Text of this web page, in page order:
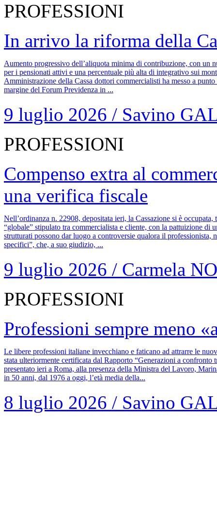
PROFESSIONI
In arrivo la riforma della
Aumento progressivo dell’aliquota minima di contribuzione, con un
per i pensionati attivi e una percentuale più alta di integrativo sui
Amministrazione della Cassa dottori commercialisti ha messo a
margine del Forum Previdenza in ...
9 luglio 2026 / Savino
PROFESSIONI
Compenso extra al
una verifica fiscale
Nell’ordinanza n. 22908, depositata ieri, la Cassazione si è
“globale” stipulato tra commercialista e cliente, con la pattuizione di
strutturati possono dar luogo a controversie qualora il professionista,
specifici”, che, a suo giudizio, ...
9 luglio 2026 / Carmela
PROFESSIONI
Professioni sempre meno
Le libere professioni italiane invecchiano e faticano ad attrarre le
stata ulteriormente certificata dal Rapporto “Generazioni a
presentato ieri a Roma, alla presenza della Ministra del Lavoro,
in 50 anni, dal 1976 a oggi, l’età media della...
8 luglio 2026 / Savino